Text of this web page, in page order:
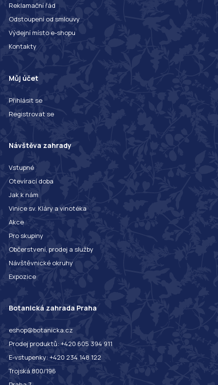
Reklamační řád
Odstoupení od smlouvy
Výdejní místo e-shopu
Kontakty
Můj účet
Přihlásit se
Registrovat se
Návštěva zahrady
Vstupné
Otevírací doba
Jak k nám
Vinice sv. Kláry a vinotéka
Akce
Pro skupiny
Občerstvení, prodej a služby
Návštěvnické okruhy
Expozice
Botanická zahrada Praha
eshop@botanicka.cz
Prodej produktů: +420 605 394 911
E-vstupenky: +420 234 148 122
Trojská 800/196